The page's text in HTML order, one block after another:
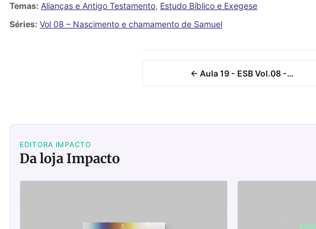
Temas: Alianças e Antigo Testamento, Estudo Bíblico e Exegese
Séries: Vol 08 – Nascimento e chamamento de Samuel
← Aula 19 - ESB Vol.08 -…
EDITORA IMPACTO
Da loja Impacto